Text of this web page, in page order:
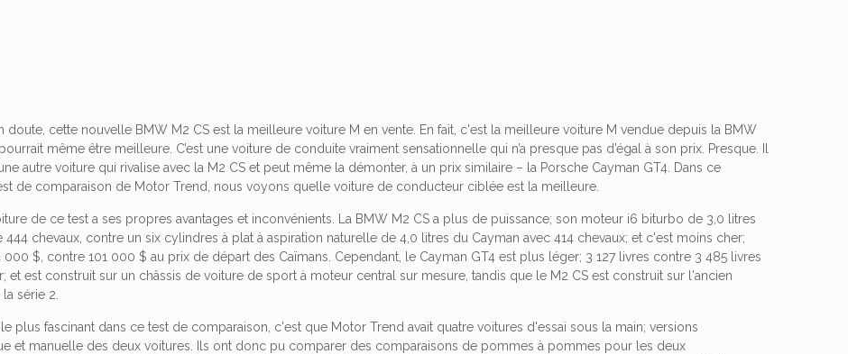
doute, cette nouvelle BMW M2 CS est la meilleure voiture M en vente. En fait, c'est la meilleure voiture M vendue depuis la BMW
même être meilleure. C’est une voiture de conduite vraiment sensationnelle qui n’a presque pas d’égal à son prix. Presque. Il
autre voiture qui rivalise avec la M2 CS et peut même la démonter, à un prix similaire – la Porsche Cayman GT4. Dans ce
de comparaison de Motor Trend, nous voyons quelle voiture de conducteur ciblée est la meilleure.
de ce test a ses propres avantages et inconvénients. La BMW M2 CS a plus de puissance; son moteur i6 biturbo de 3,0 litres
chevaux, contre un six cylindres à plat à aspiration naturelle de 4,0 litres du Cayman avec 414 chevaux; et c'est moins cher;
000 $, contre 101 000 $ au prix de départ des Caïmans. Cependant, le Cayman GT4 est plus léger; 3 127 livres contre 3 485 livres
et est construit sur un châssis de voiture de sport à moteur central sur mesure, tandis que le M2 CS est construit sur l'ancien
série 2.
plus fascinant dans ce test de comparaison, c'est que Motor Trend avait quatre voitures d'essai sous la main; versions
et manuelle des deux voitures. Ils ont donc pu comparer des comparaisons de pommes à pommes pour les deux